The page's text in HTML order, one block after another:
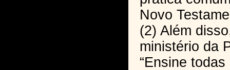
Novo
(2) Além
ministério da
“Ensine